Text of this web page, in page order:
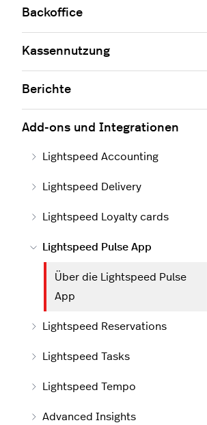
Backoffice
Kassennutzung
Berichte
Add-ons und Integrationen
Lightspeed Accounting
Lightspeed Delivery
Lightspeed Loyalty cards
Lightspeed Pulse App
Über die Lightspeed Pulse
App
Lightspeed Reservations
Lightspeed Tasks
Lightspeed Tempo
Advanced Insights